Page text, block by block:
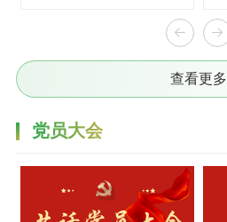
查看更多
党员大会